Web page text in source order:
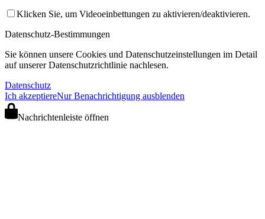
Klicken Sie, um Videoeinbettungen zu aktivieren/deaktivieren.
Datenschutz-Bestimmungen
Sie können unsere Cookies und Datenschutzeinstellungen im Detail
auf unserer Datenschutzrichtlinie nachlesen.
Datenschutz
Ich akzeptiereNur Benachrichtigung ausblenden
Nachrichtenleiste öffnen